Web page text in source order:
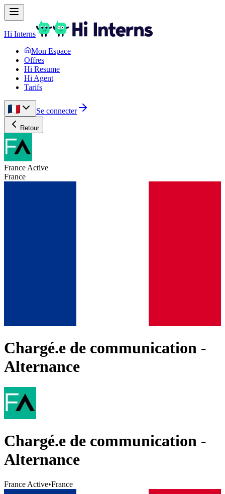
Hi Interns
Mon Espace
Offres
Hi Resume
Hi Agent
Tarifs
Se connecter
Retour
France Active
France
Chargé.e de communication -
Alternance
Chargé.e de communication -
Alternance
France Active•France